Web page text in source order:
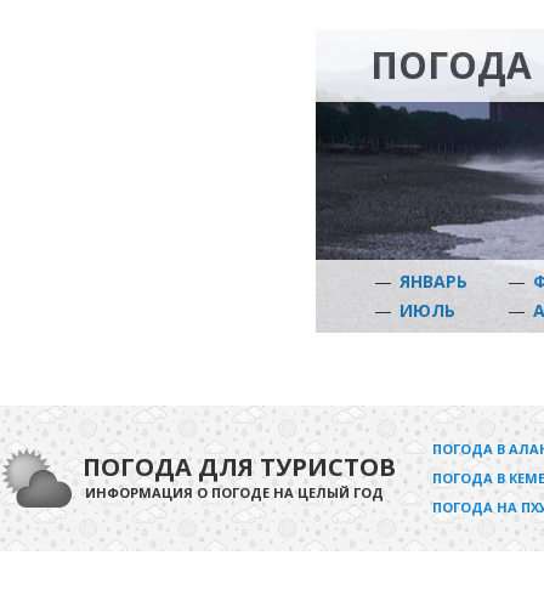
ПОГОДА
— ЯНВАРЬ —
— ИЮЛЬ —
ПОГОДА ДЛЯ ТУРИСТОВ
ИНФОРМАЦИЯ О ПОГОДЕ НА ЦЕЛЫЙ ГОД
ПОГОДА В
ПОГОДА В
ПОГОДА НА